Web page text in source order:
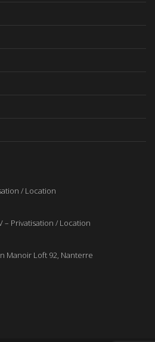
/ Location
– Privatisation / Location
Manoir Loft 92, Nanterre